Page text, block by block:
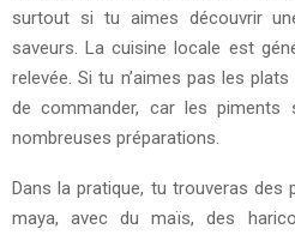
surtout si tu aimes découvrir
saveurs. La cuisine locale est
relevée. Si tu n’aimes pas les
de commander, car les
nombreuses préparations.
Dans la pratique, tu trouveras des
maya, avec du maïs, des